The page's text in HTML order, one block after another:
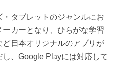
・タブレットのジャンルにお
カーとなり、ひらがな学習
日本オリジナルのアプリが
、Google Playには対応して